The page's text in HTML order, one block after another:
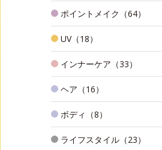
ポイントメイク（64）
UV（18）
インナーケア（33）
ヘア（16）
ボディ（8）
ライフスタイル（23）